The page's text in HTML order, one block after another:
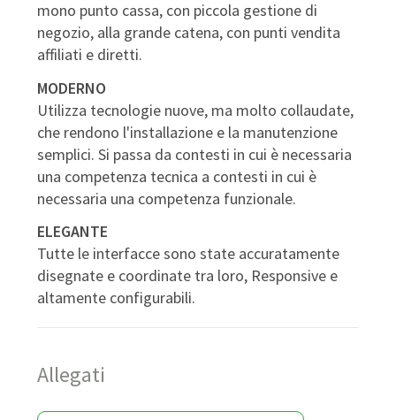
mono punto cassa, con piccola gestione di
negozio, alla grande catena, con punti vendita
affiliati e diretti.
MODERNO
Utilizza tecnologie nuove, ma molto collaudate,
che rendono l'installazione e la manutenzione
semplici. Si passa da contesti in cui è necessaria
una competenza tecnica a contesti in cui è
necessaria una competenza funzionale.
ELEGANTE
Tutte le interfacce sono state accuratamente
disegnate e coordinate tra loro, Responsive e
altamente configurabili.
Allegati